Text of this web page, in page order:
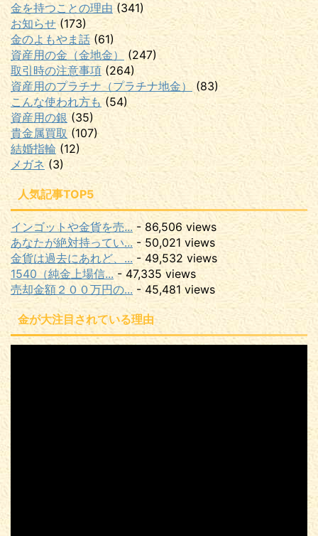
金を持つことの理由 (341)
お知らせ(173)
金のよもやま話 (61)
資産用の金（金地金）
(247)
取引時の注意事項 (264)
資産用のプラチナ（プラチナ地金）
(83)
こんな使われ方も (54)
資産用の銀 (35)
貴金属買取 (107)
結婚指輪 (12)
メガネ (3)
人気記事TOP5
インゴットや金貨を売... - 86,506 views
あなたが絶対持ってい... - 50,021 views
金貨は過去にあれど、... - 49,532 views
1540（純金上場信... - 47,335 views
売却金額２００万円の... - 45,481 views
金が大注目されている理由